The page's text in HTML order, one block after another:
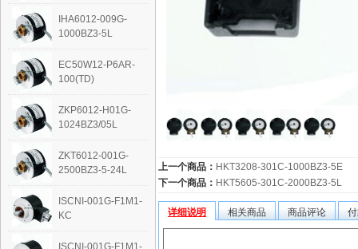
IHA6012-009G-
1000BZ3-5L
EC50W12-P6AR-
100(TD)
ZKP6012-H01G-
1024BZ3/05L
ZKT6012-001G-
2500BZ3-5-24L
ISCNI-001G-F1M1-
KC
ISCNI-001G-F1M1-
上一个商品： HKT3208-301C-1000BZ3-5E
下一个商品： HKT5605-301C-2000BZ3-5L
详细说明 相关商品 商品评论